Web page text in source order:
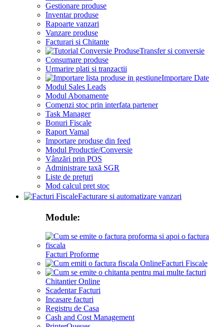
Gestionare produse
Inventar produse
Rapoarte vanzari
Vanzare produse
Facturari si Chitante
Transfer si conversie
Consumare produse
Urmarire plati si tranzactii
Importare Date
Modul Sales Leads
Modul Abonamente
Comenzi stoc prin interfata partener
Task Manager
Bonuri Fiscale
Raport Vamal
Importare produse din feed
Modul Productie/Conversie
Vânzări prin POS
Administrare taxă SGR
Liste de prețuri
Mod calcul pret stoc
Facturare si automatizare vanzari
Module:
Facturi Proforme
Facturi Fiscale
Chitantier Online
Scadentar Facturi
Incasare facturi
Registru de Casa
Cash and Cost Management